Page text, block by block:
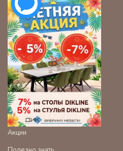
Акции